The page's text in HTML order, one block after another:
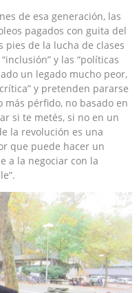
de esa generación, las
pagados con guita del
pies de la lucha de clases
y las “políticas
un legado mucho peor,
y pretenden pararse
más pérfido, no basado en
si te metés, si no en un
la revolución es una
que puede hacer un
a la negociar con la